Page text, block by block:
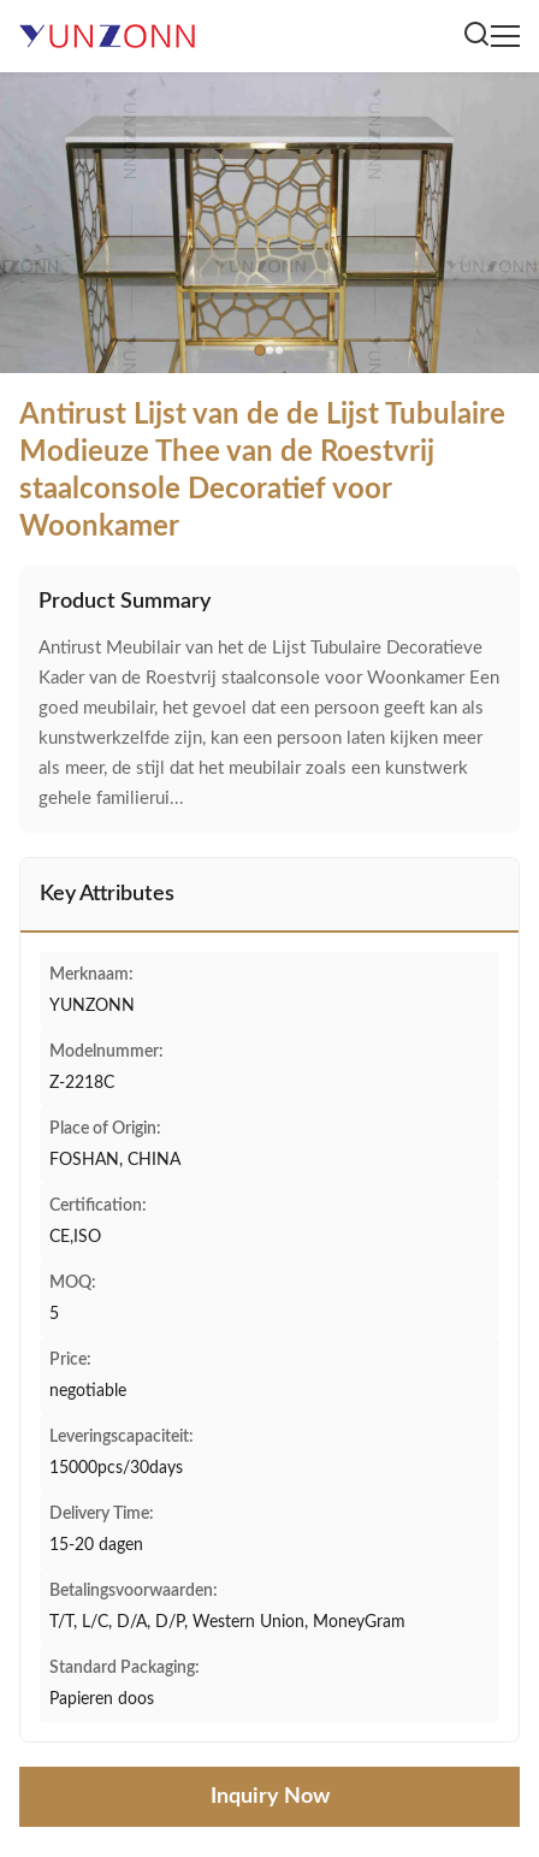
Antirust Lijst van de de Lijst Tubulaire
Modieuze Thee van de Roestvrij
staalconsole Decoratief voor
Woonkamer
Product Summary
Antirust Meubilair van het de Lijst Tubulaire Decoratieve
Kader van de Roestvrij staalconsole voor Woonkamer Een
goed meubilair, het gevoel dat een persoon geeft kan als
kunstwerkzelfde zijn, kan een persoon laten kijken meer
als meer, de stijl dat het meubilair zoals een kunstwerk
gehele familierui...
Key Attributes
Merknaam:
YUNZONN
Modelnummer:
Z-2218C
Place of Origin:
FOSHAN, CHINA
Certification:
CE,ISO
MOQ:
5
Price:
negotiable
Leveringscapaciteit:
15000pcs/30days
Delivery Time:
15-20 dagen
Betalingsvoorwaarden:
T/T, L/C, D/A, D/P, Western Union, MoneyGram
Standard Packaging:
Papieren doos
Inquiry Now